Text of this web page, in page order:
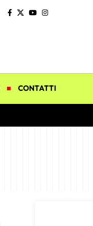
CONTATTI